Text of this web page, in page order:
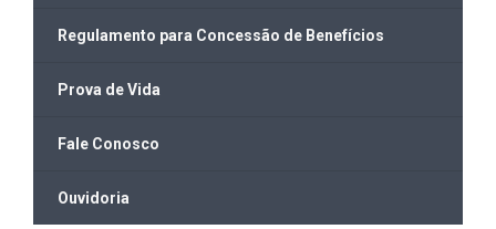
Regulamento para Concessão de Benefícios
Prova de Vida
Fale Conosco
Ouvidoria